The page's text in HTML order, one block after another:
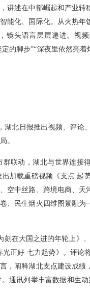
讲述在中部崛起和产业转
能化、国际化。从火热年
镜头语言层层递进。视
的脚步”“深夜里依然亮
湖北日报推出视频、评论
。
联动，湖北与世界连接
加载重磅视频《支点 起
空中丝路、跨境电商、天
、民生烟火四维图景融为
刻在大国之进的年轮上》
光正好 七力起势》。评论
，阐释湖北支点建设成绩
通讯列举丰富数据和生